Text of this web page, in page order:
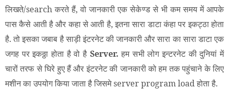
लिखते/search करते हैं, वो जानकारी एक सेकेण्ड से भी कम समय में आपके
पास कैसे आती है और कहा से आती है, इतना सारा डाटा कंहा पर इकट्ठा होता
है. तो इसका जबाब है साड़ी इंटरनेट की जानकारी और सारा का सारा डाटा एक
जगह पर इकठ्ठा होता है वो है Server.हम सभी लोग इन्टरनेट की दुनियां में
चारों तरफ से घिरे हुए हैं और इंटरनेट की जानकारी को हम तक पहुंचाने के लिए
मशीन का उपयोग किया जाता है जिसमे server program load होता है.